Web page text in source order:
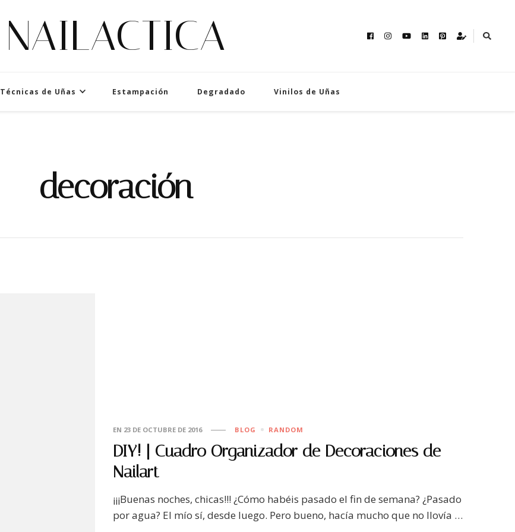
NAILACTICA
Técnicas de Uñas Estampación Degradado Vinilos de Uñas
decoración
EN 23 DE OCTUBRE DE 2016 BLOG RANDOM
DIY! | Cuadro Organizador de Decoraciones de
Nailart
¡¡¡Buenas noches, chicas!!! ¿Cómo habéis pasado el fin de semana? ¿Pasado
por agua? El mío sí, desde luego. Pero bueno, hacía mucho que no llovía …